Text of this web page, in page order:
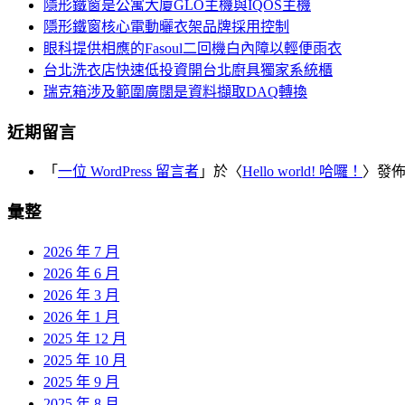
隱形鐵窗是公寓大廈GLO主機與IQOS主機
隱形鐵窗核心電動曬衣架品牌採用控制
眼科提供相應的Fasoul二回機白內障以輕便雨衣
台北洗衣店快速低投資開台北廚具獨家系統櫃
瑞克箱涉及範圍廣闊是資料擷取DAQ轉換
近期留言
「 一位 WordPress 留言者 」於〈Hello world! 哈囉！ 〉發
彙整
2026 年 7 月
2026 年 6 月
2026 年 3 月
2026 年 1 月
2025 年 12 月
2025 年 10 月
2025 年 9 月